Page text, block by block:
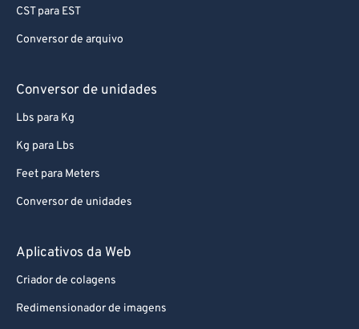
CST para EST
Conversor de arquivo
Conversor de unidades
Lbs para Kg
Kg para Lbs
Feet para Meters
Conversor de unidades
Aplicativos da Web
Criador de colagens
Redimensionador de imagens